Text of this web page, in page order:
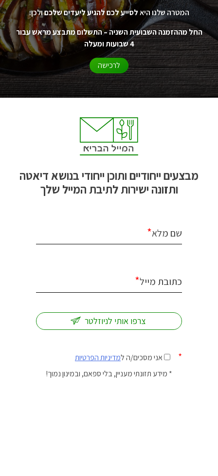
המטרה שלנו היאלסייע לכם להגיע ליעדים שלכםולכן:
החל מההזמנה השבועית השניה – התשלום מתבצע מראש עבור
4 שבועות ומעלה
לרכישה
מבצעים ייחודיים ותוכן ייחודי בנושא דיאטה
ותזונה ישירות לתיבת המייל שלך
שם מלא*
כתובת מייל*
* אני מסכים/ה למדיניות הפרטיות
* מידע תזונתי מעניין, בלי ספאם, ובמינון נמוך!